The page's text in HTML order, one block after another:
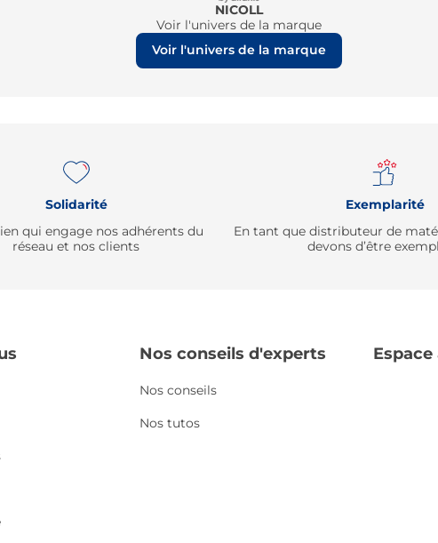
NICOLL
Voir l'univers de la marque
Voir l'univers de la marque
Solidarité
qui engage nos adhérents du
réseau et nos clients
Exemplarité
En tant que distributeur de
devons d’être
Nos conseils d'experts
Nos conseils
Nos tutos